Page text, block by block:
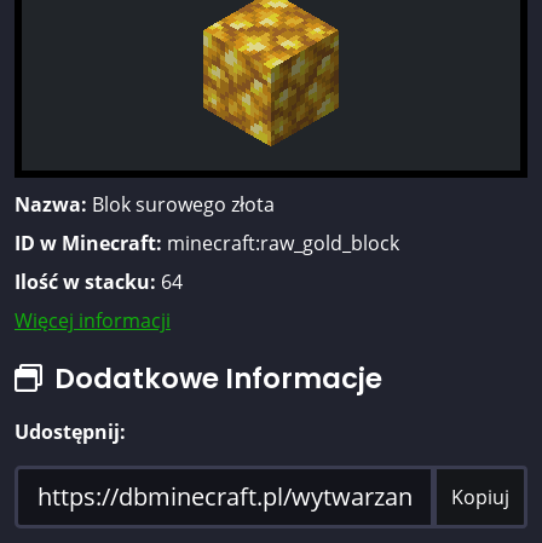
Nazwa: Blok surowego złota
ID w Minecraft: minecraft:raw_gold_block
Ilość w stacku: 64
Więcej informacji
Dodatkowe Informacje
Udostępnij:
Kopiuj